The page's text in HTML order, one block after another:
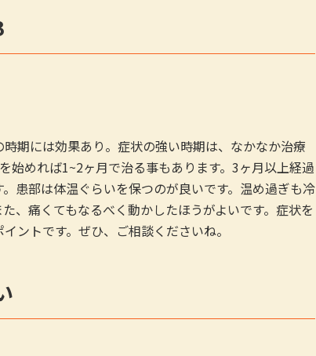
期には効果あり。症状の強い時期は、なかなか治療
始めれば1~2ヶ月で治る事もあります。3ヶ月以上経過
患部は体温ぐらいを保つのが良いです。温め過ぎも冷
、痛くてもなるべく動かしたほうがよいです。症状を
ントです。ぜひ、ご相談くださいね。